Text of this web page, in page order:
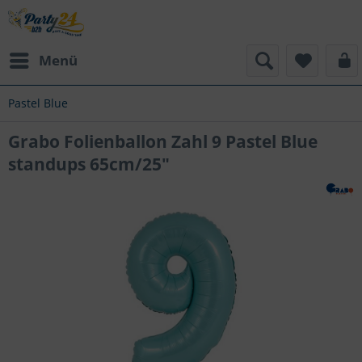
Menü
Pastel Blue
Grabo Folienballon Zahl 9 Pastel Blue
standups 65cm/25"